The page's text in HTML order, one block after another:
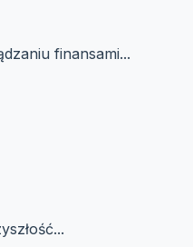
finansami...